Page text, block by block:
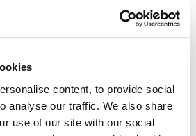
content, to provide social
analyse our traffic. We also share
use of our site with our social
immuntolerans vid autoimmuna
terapeutiska strategier för
inklusive faktorer som påverkar
PROFESSOR ÅKE LERNMARK